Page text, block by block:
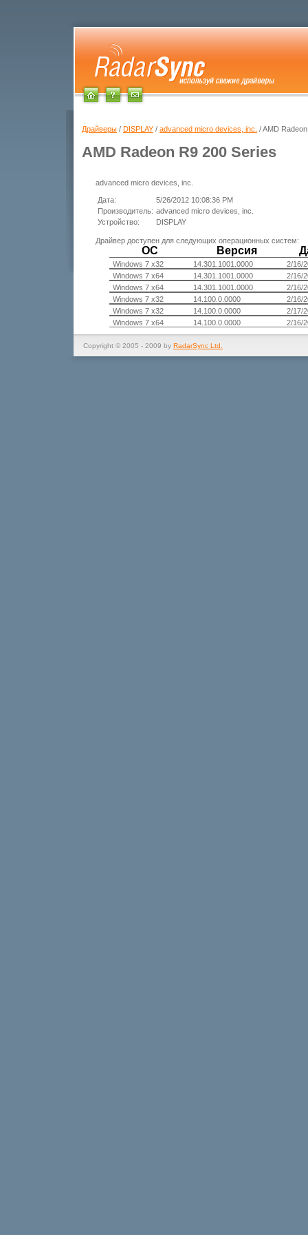
Драйверы / DISPLAY / advanced micro devices, inc. / AMD
AMD Radeon R9 200 Series
advanced micro devices, inc.
Дата:
5/26/2012 10:08:36 PM
Производитель: advanced micro devices, inc.
Устройство:
DISPLAY
Драйвер доступен для следующих операционных систем:
ОС Версия
Windows 7 x32 14.301.1001.0000
2/16/
Windows 7 x64
14.301.1001.0000
2/16/
Windows 7 x64
14.301.1001.0000
2/16/
Windows 7 x32
14.100.0.0000
2/16/
Windows 7 x32
14.100.0.0000
2/17/
Windows 7 x64
14.100.0.0000 2/16/
Copyright © 2005 - 2009 by RadarSync Ltd.